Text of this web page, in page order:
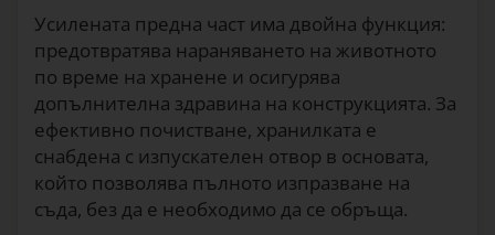
Усилената предна част има двойна функция:
предотвратява нараняването на животното
по време на хранене и осигурява
допълнителна здравина на конструкцията. За
ефективно почистване, хранилката е
снабдена с изпускателен отвор в основата,
който позволява пълното изпразване на
съда, без да е необходимо да се обръща.